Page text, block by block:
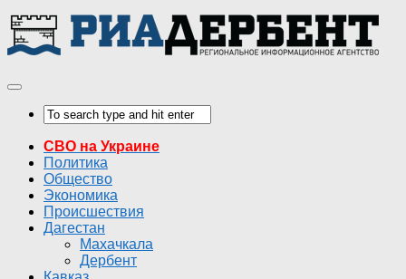
СВО на Украине
Политика
Общество
Экономика
Происшествия
Дагестан
Махачкала
Дербент